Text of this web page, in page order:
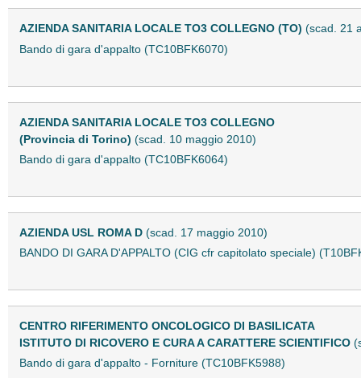
AZIENDA SANITARIA LOCALE TO3 COLLEGNO (TO) (scad. 21
Bando di gara d'appalto (TC10BFK6070)
AZIENDA SANITARIA LOCALE TO3 COLLEGNO
(Provincia di Torino) (scad. 10 maggio 2010)
Bando di gara d'appalto (TC10BFK6064)
AZIENDA USL ROMA D (scad. 17 maggio 2010)
BANDO DI GARA D'APPALTO (CIG cfr capitolato speciale)
CENTRO RIFERIMENTO ONCOLOGICO DI BASILICATA
ISTITUTO DI RICOVERO E CURA A CARATTERE SCIENTIFICO
Bando di gara d'appalto - Forniture (TC10BFK5988)